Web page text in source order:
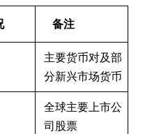
备注
主要货币对及部
分新兴市场货币
全球主要上市公
司股票